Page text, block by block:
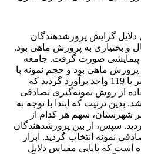
گرایش پرورش­دهندگان
و بختیاری به پرورش ماهی بود.
پیمایشی صورت گرفت. جامعه
شامل 263 واحد پرورش ماهی بود و حجم نمونه با
استفاده از فرمول کوکران، برابر با 119 واحد برآورد گردید که
از روش نمونه‌گیری تصادفی
بدین ترتیب که ابتدا با توجه به
شهرستان، سهم هر کدام از
سپس، از بین پرورش­دهندگان
نمونه انتخاب گردید. ابزار
است که پایایی مقیاس دلایل